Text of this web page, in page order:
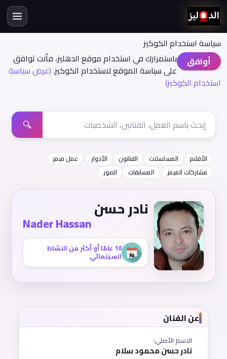
سياسة اسنخدام الكوكيز
أوافق
باستمرارك في استخدام موقع الدهليز، فأنت توافق
على سياسة الموقع لاستخدام الكوكيز.(عرض سياسة
استخدام الكوكيز)
🔍
الأفلام المسلسلات الفنانون الأدوار
عمل ميمز
مشاركات الميمز
المسابقات الصور
نادر حسن
Nader Hassan
10 عامًا أو أكثر من النشاط
السينمائي
عن الفنان
الاسم الأصلي:
نادر حسن محمود سلام